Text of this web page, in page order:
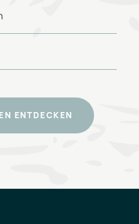
ENTDECKEN